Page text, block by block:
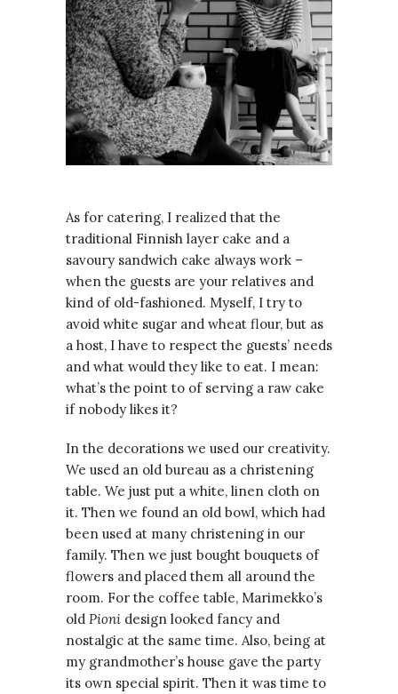
As for catering, I realized that the
traditional Finnish layer cake and a
savoury sandwich cake always work –
when the guests are your relatives and
kind of old-fashioned. Myself, I try to
avoid white sugar and wheat flour, but as
a host, I have to respect the guests’ needs
and what would they like to eat. I mean:
what’s the point to of serving a raw cake
if nobody likes it?
In the decorations we used our creativity.
We used an old bureau as a christening
table. We just put a white, linen cloth on
it. Then we found an old bowl, which had
been used at many christening in our
family. Then we just bought bouquets of
flowers and placed them all around the
room. For the coffee table, Marimekko’s
old Pioni design looked fancy and
nostalgic at the same time. Also, being at
my grandmother’s house gave the party
its own special spirit. Then it was time to